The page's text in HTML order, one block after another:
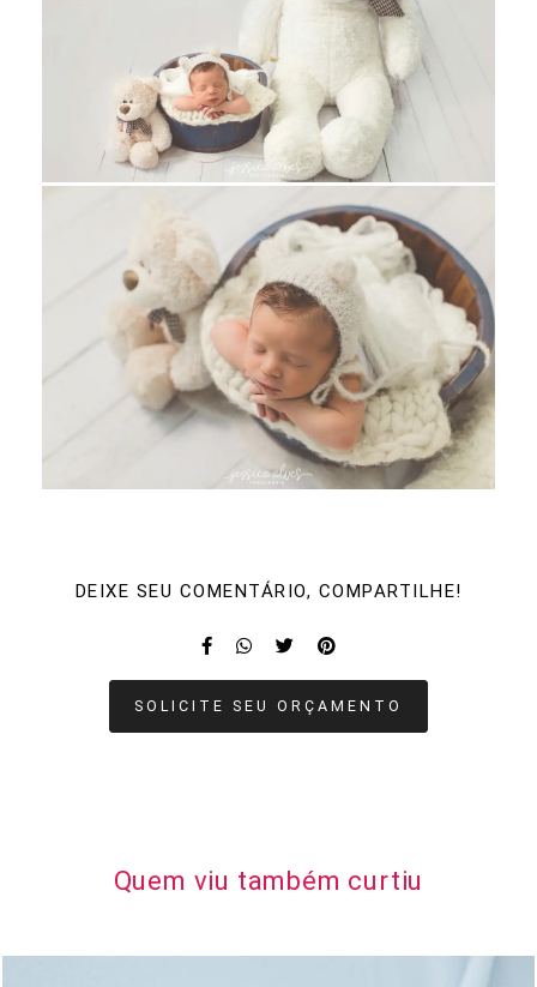
DEIXE SEU COMENTÁRIO, COMPARTILHE!
SOLICITE SEU ORÇAMENTO
Quem viu também curtiu